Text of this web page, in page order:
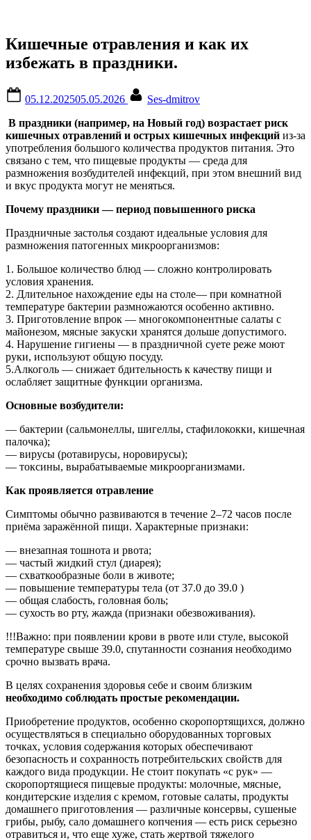
Кишечные отравления и как их
избежать в праздники.
on
05.12.202505.05.2026
Ses-dmitrov
В праздники (например, на Новый год) возрастает риск
кишечных отравлений и острых кишечных инфекций из-за
употребления большого количества продуктов питания. Это
связано с тем, что пищевые продукты — среда для
размножения возбудителей инфекций, при этом внешний вид
и вкус продукта могут не меняться.
Почему праздники — период повышенного риска
Праздничные застолья создают идеальные условия для
размножения патогенных микроорганизмов:
1. Большое количество блюд — сложно контролировать
условия хранения.
2. Длительное нахождение еды на столе— при комнатной
температуре бактерии размножаются особенно активно.
3. Приготовление впрок — многокомпонентные салаты с
майонезом, мясные закуски хранятся дольше допустимого.
4. Нарушение гигиены — в праздничной суете реже моют
руки, используют общую посуду.
5.Алкоголь — снижает бдительность к качеству пищи и
ослабляет защитные функции организма.
Основные возбудители:
— бактерии (сальмонеллы, шигеллы, стафилококки, кишечная
палочка);
— вирусы (ротавирусы, норовирусы);
— токсины, вырабатываемые микроорганизмами.
Как проявляется отравление
Симптомы обычно развиваются в течение 2–72 часов после
приёма заражённой пищи. Характерные признаки:
— внезапная тошнота и рвота;
— частый жидкий стул (диарея);
— схваткообразные боли в животе;
— повышение температуры тела (от 37.0 до 39.0 )
— общая слабость, головная боль;
— сухость во рту, жажда (признаки обезвоживания).
!!!Важно: при появлении крови в рвоте или стуле, высокой
температуре свыше 39.0, спутанности сознания необходимо
срочно вызвать врача.
В целях сохранения здоровья себе и своим близким
необходимо соблюдать простые рекомендации.
Приобретение продуктов, особенно скоропортящихся, должно
осуществляться в специально оборудованных торговых
точках, условия содержания которых обеспечивают
безопасность и сохранность потребительских свойств для
каждого вида продукции. Не стоит покупать «с рук» —
скоропортящиеся пищевые продукты: молочные, мясные,
кондитерские изделия с кремом, готовые салаты, продукты
домашнего приготовления — различные консервы, сушеные
грибы, рыбу, сало домашнего копчения — есть риск серьезно
отравиться и, что еще хуже, стать жертвой тяжелого